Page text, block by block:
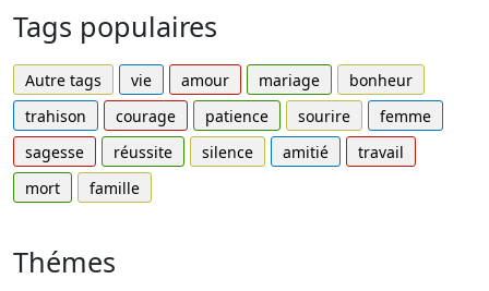
Tags populaires
Autre tags vie amour mariage
bonheur
trahison
courage patience sourire
femme
sagesse
réussite silence amitié
travail
mort
famille
Thémes